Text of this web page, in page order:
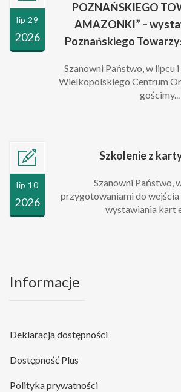
lip 29
2026
POZNAŃSKIEGO
AMAZONKI” –
Poznańskiego
Szanowni Państwo, w lipcu
Wielkopolskiego Centrum
gościmy...
lip 10
2026
Szkolenie z
Szanowni Państwo,
przygotowaniami do
wystawiania kart
Informacje
Deklaracja dostępności
Dostępność Plus
Polityka prywatności